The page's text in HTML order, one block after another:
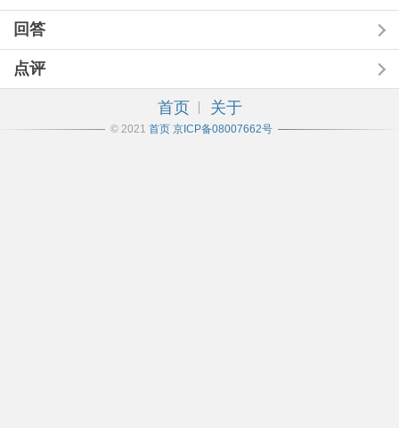
回答
点评
首页 关于
© 2021 首页 京ICP备08007662号